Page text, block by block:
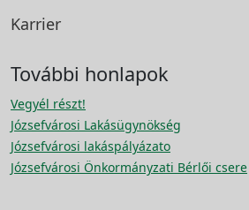
Karrier
További honlapok
Vegyél részt!
Józsefvárosi Lakásügynökség
Józsefvárosi lakáspályázato
Józsefvárosi Önkormányzati Bérlői csere